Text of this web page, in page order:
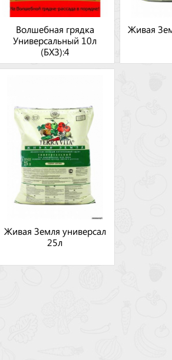
Волшебная грядка
Универсальный 10л
(БХЗ):4
Живая
Живая Земля универсал
25л